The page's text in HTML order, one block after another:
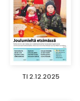
TI 2.12.2025